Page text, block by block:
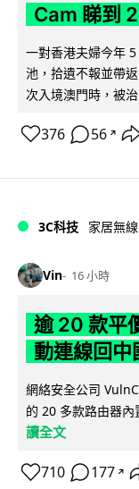
Cam 睇到
一對香港夫婦今年
池，拾遺不報並帶
次入境澳門時，被
376 56 ↗
3C科技 家居無線
Vin 16 小時
逾 20 款平
動連線回中
網絡安全公司
的 20 多款路由器
讀全文
710 177 ↗